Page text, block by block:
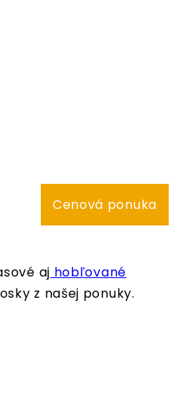
Cenová ponuka
aj hobľované
z našej ponuky.